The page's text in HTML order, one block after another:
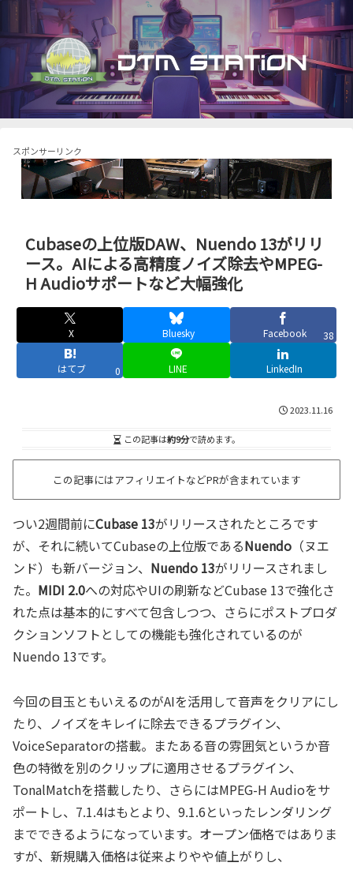
スポンサーリンク
Cubaseの上位版DAW、Nuendo 13がリリ
ース。AIによる高精度ノイズ除去やMPEG-
H Audioサポートなど大幅強化
X Bluesky Facebook 38
はてブ 0 LINE LinkedIn
2023.11.16
この記事は約9分で読めます。
この記事にはアフィリエイトなどPRが含まれています
つい2週間前にCubase 13がリリースされたところです
が、それに続いてCubaseの上位版であるNuendo （ヌエ
ンド）も新バージョン、 Nuendo 13がリリースされまし
た。 MIDI 2.0への対応やUIの刷新などCubase 13で強化さ
れた点は基本的にすべて包含しつつ、さらにポストプロダ
クションソフトとしての機能も強化されているのが
Nuendo 13です。
今回の目玉ともいえるのがAIを活用して音声をクリアにし
たり、ノイズをキレイに除去できるプラグイン、
VoiceSeparatorの搭載。またある音の雰囲気というか音
色の特徴を別のクリップに適用させるプラグイン、
TonalMatchを搭載したり、さらにはMPEG-H Audioをサ
ポートし、7.1.4はもとより、9.1.6といったレンダリング
までできるようになっています。オープン価格ではありま
すが、新規購入価格は従来よりやや値上がりし、